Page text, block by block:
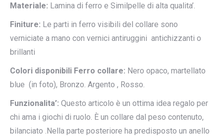
Materiale: Lamina di ferro e Similpelle di alta qualita’.
Finiture: Le parti in ferro visibili del collare sono
verniciate a mano con vernici antiruggini antichizzanti o
brillanti
Colori disponibili Ferro collare: Nero opaco, martellato
blue (in foto), Bronzo. Argento , Rosso.
Funzionalita’: Questo articolo è un ottima idea regalo per
chi ama i giochi di ruolo. È un collare dal peso contenuto,
bilanciato .Nella parte posteriore ha predisposto un anello